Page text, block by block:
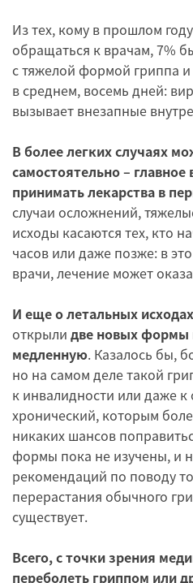
Из тех, кому в прошлом
обращаться к врачам, 7%
с тяжелой формой гриппа
в среднем, восемь дней:
вызывает внезапные
В более легких случаях
самостоятельно – главное
принимать лекарства в
случаи осложнений,
исходы касаются тех, кто
часов или даже позже: в
врачи, лечение может
И еще о летальных исходах
открыли две новых формы
медленную. Казалось бы,
но на самом деле такой
к инвалидности или даже к
хронический, которым
никаких шансов
формы пока не изучены, и
рекомендаций по поводу
перерастания обычного
существует.
Всего, с точки зрения
переболеть гриппом или